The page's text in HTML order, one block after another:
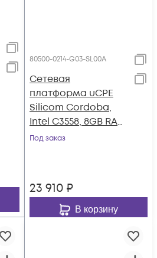
80500-0214-G03-SL00A
Сетевая
платформа uCPE
Silicom Cordoba,
Intel C3558, 8GB RAM
ECC, 64GB eMMC
Под заказ
23 910 ₽
В корзину